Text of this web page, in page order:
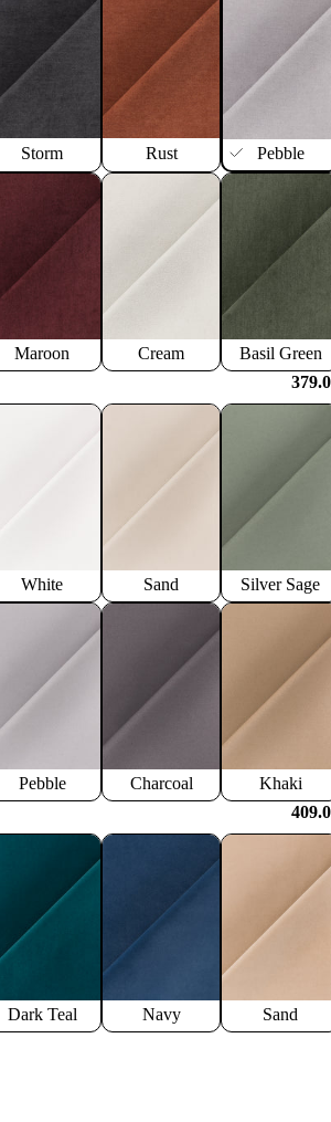
Storm Rust Pebble
Maroon Cream
Basil Green
White Sand Silver Sage
Pebble Charcoal
Khaki
Dark Teal Navy Sand